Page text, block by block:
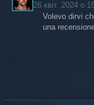
26 квіт. 2024 о
Volevo dirvi
una